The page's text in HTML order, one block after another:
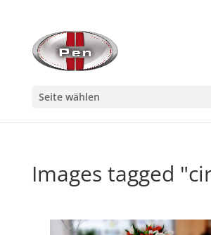
Seite wählen
Images tagged